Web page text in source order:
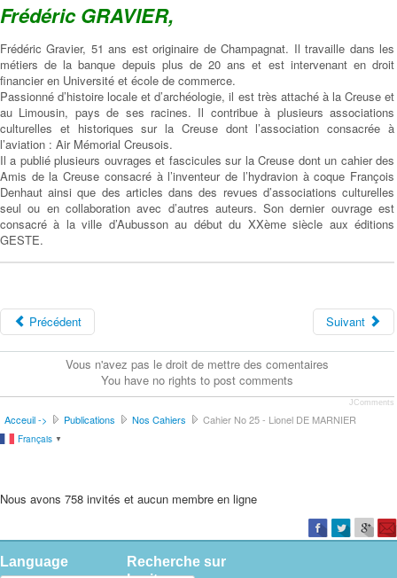
Frédéric GRAVIER,
Frédéric Gravier, 51 ans est originaire de Champagnat. Il travaille dans les
métiers de la banque depuis plus de 20 ans et est intervenant en droit
financier en Université et école de commerce.
Passionné d’histoire locale et d’archéologie, il est très attaché à la Creuse et
au Limousin, pays de ses racines. Il contribue à plusieurs associations
culturelles et historiques sur la Creuse dont l’association consacrée à
l’aviation : Air Mémorial Creusois.
Il a publié plusieurs ouvrages et fascicules sur la Creuse dont un cahier des
Amis de la Creuse consacré à l’inventeur de l’hydravion à coque François
Denhaut ainsi que des articles dans des revues d’associations culturelles
seul ou en collaboration avec d’autres auteurs. Son dernier ouvrage est
consacré à la ville d’Aubusson au début du XXème siècle aux éditions
GESTE.
Précédent Suivant
Vous n'avez pas le droit de mettre des comentaires
You have no rights to post comments
JComments
Acceuil -> Publications Nos Cahiers Cahier No 25 - Lionel DE MARNIER
Français ▼
Nous avons 758 invités et aucun membre en ligne
Language
Recherche sur